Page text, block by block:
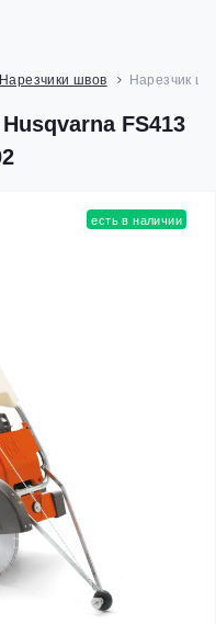
Нарезчики швов Нарезчик
Husqvarna FS413
есть в наличии